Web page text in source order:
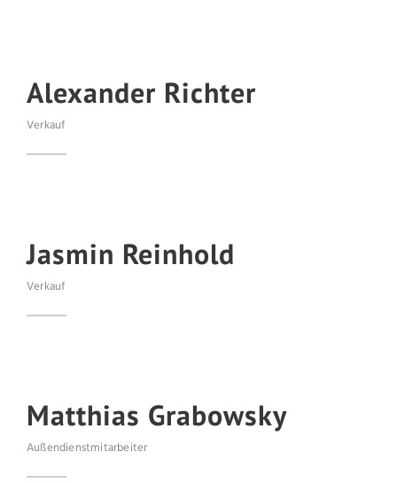
Alexander Richter
Verkauf
Jasmin Reinhold
Verkauf
Matthias Grabowsky
Außendienstmitarbeiter